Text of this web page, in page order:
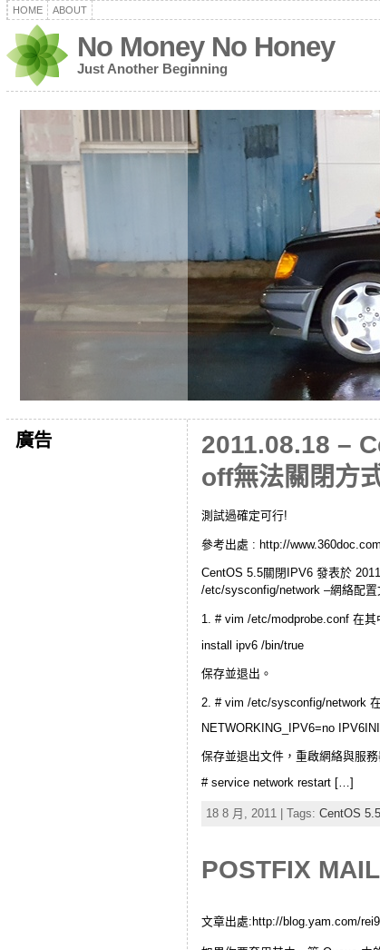
HOME ABOUT
No Money No Honey
Just Another Beginning
廣告
2011.08.18 –
off無法關閉方
測試過確定可行!
參考出處 : http://
CentOS 5.5關閉IPV6 發表於
/etc/sysconfig/network –網絡配置
1. # vim /etc/modprobe.conf 在其
install ipv6 /bin/true
保存並退出。
2. # vim /etc/sysconfig/network
NETWORKING_IPV6=no
保存並退出文件，重啟網絡與服務
# service network restart […]
18 8 月, 2011 | Tags: CentOS
POSTFIX
文章出處:http://blog.yam.com/